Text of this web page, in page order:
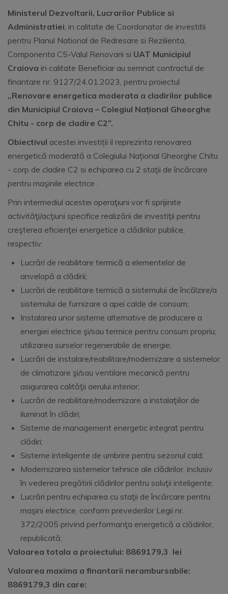
Ministerul Dezvoltarii, Lucrarilor Publice si
Administratiei, in calitate de Coordonator de investitii
pentru Planul National de Redresare si Rezilienta,
Componenta C5-Valul Renovarii si UAT Municipiul
Craiova in calitate Beneficiar au semnat contractul de
finantare nr. 9127/24.01.2023, pentru proiectul
,,Renovare energetica moderata a cladirilor publice
din Municipiul Craiova – Colegiul Național Gheorghe
Chitu - corp de cladire C2”.
Obiectivul acestei investiții il reprezinta renovarea
energetică moderată a Colegiului Național Gheorghe Chitu
- corp de cladire C2 si echiparea cu 2 staţii de încărcare
pentru maşinile electrice .
Prin intermediul acestei operaţiuni vor fi sprijinite
activităţi/acţiuni specifice realizării de investiţii pentru
creşterea eficienţei energetice a clădirilor publice,
respectiv:
Lucrări de reabilitare termică a elementelor de
anvelopă a clădirii;
Lucrări de reabilitare termică a sistemului de încălzire/a
sistemului de furnizare a apei calde de consum;
Instalarea unor sisteme alternative de producere a
energiei electrice şi/sau termice pentru consum propriu;
utilizarea surselor regenerabile de energie;
Lucrări de instalare/reabilitare/modernizare a sistemelor
de climatizare şi/sau ventilare mecanică pentru
asigurarea calităţii aerului interior;
Lucrări de reabilitare/modernizare a instalaţiilor de
iluminat în clădiri;
Sisteme de management energetic integrat pentru
clădiri;
Sisteme inteligente de umbrire pentru sezonul cald;
Modernizarea sistemelor tehnice ale clădirilor, inclusiv
în vederea pregătirii clădirilor pentru soluţii inteligente;
Lucrări pentru echiparea cu staţii de încărcare pentru
maşini electrice, conform prevederilor Legii nr.
372/2005 privind performanţa energetică a clădirilor,
republicată;
Valoarea totala a proiectului: 8869179,3 lei
Valoarea maxima a finantarii nerambursabile:
8869179,3 din care: